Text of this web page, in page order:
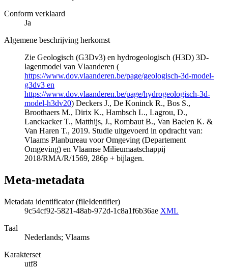
Conform verklaard
Ja
Algemene beschrijving herkomst
Zie Geologisch (G3Dv3) en hydrogeologisch (H3D) 3D-
lagenmodel van Vlaanderen (
https://www.dov.vlaanderen.be/page/geologisch-3d-model-
g3dv3 en
https://www.dov.vlaanderen.be/page/hydrogeologisch-3d-
model-h3dv20) Deckers J., De Koninck R., Bos S.,
Broothaers M., Dirix K., Hambsch L., Lagrou, D.,
Lanckacker T., Matthijs, J., Rombaut B., Van Baelen K. &
Van Haren T., 2019. Studie uitgevoerd in opdracht van:
Vlaams Planbureau voor Omgeving (Departement
Omgeving) en Vlaamse Milieumaatschappij
2018/RMA/R/1569, 286p + bijlagen.
Meta-metadata
Metadata identificator (fileIdentifier)
9c54cf92-5821-48ab-972d-1c8a1f6b36ae XML
Taal
Nederlands; Vlaams
Karakterset
utf8